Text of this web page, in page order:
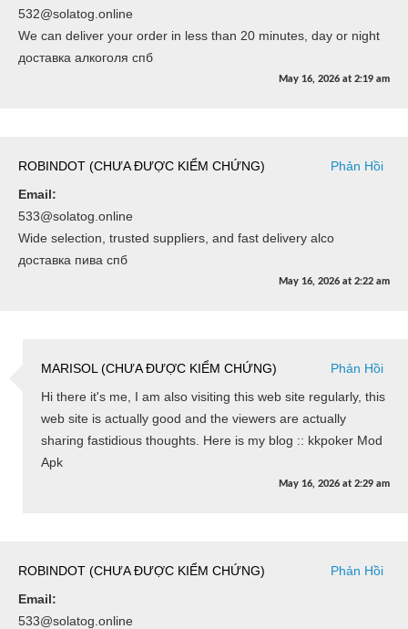
532@solatog.online
We can deliver your order in less than 20 minutes, day or night
доставка алкоголя спб
May 16, 2026 at 2:19 am
ROBINDOT (CHƯA ĐƯỢC KIỂM CHỨNG)
Phản Hồi
Email:
533@solatog.online
Wide selection, trusted suppliers, and fast delivery alco
доставка пива спб
May 16, 2026 at 2:22 am
MARISOL (CHƯA ĐƯỢC KIỂM CHỨNG)
Phản Hồi
Hi there it's me, I am also visiting this web site regularly, this
web site is actually good and the viewers are actually
sharing fastidious thoughts. Here is my blog :: kkpoker Mod
Apk
May 16, 2026 at 2:29 am
ROBINDOT (CHƯA ĐƯỢC KIỂM CHỨNG)
Phản Hồi
Email:
533@solatog.online